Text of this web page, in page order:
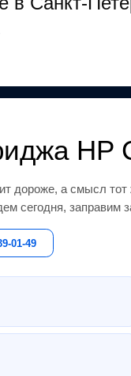
HP
дороже, а смысл тот
сегодня, заправим
01-49